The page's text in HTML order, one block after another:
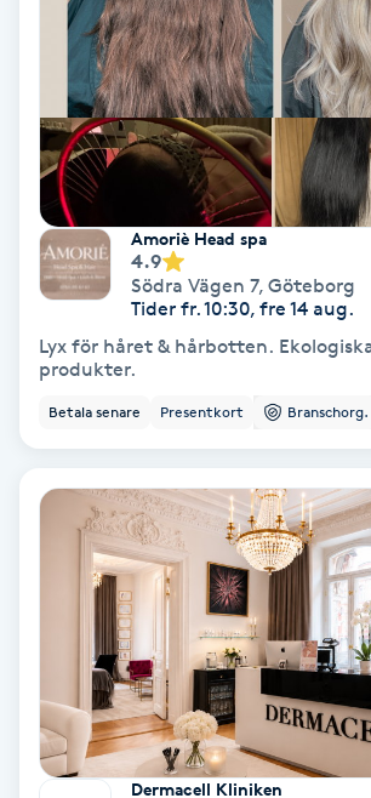
Nagelförstärkning
Nagelklippning
Nagelsvamp
Nageltrång
Naglar borttagning
Naglar reparation
Naprapati
Navelpiercing
NBE-massage
Ny frisyr
Amoriè Head spa
4.9
Södra Vägen 7, Göteborg
Tider fr. 10:30, fre 14 aug.
Lyx för håret & hårbotten.
produkter.
Betala senare Presentkort Branschorg.
Dermacell Kliniken